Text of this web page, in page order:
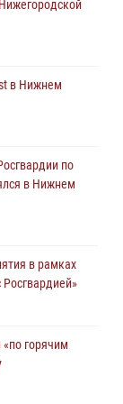
в Нижнем
выезжали
Новгороде
в Нижнем
по
в Нижнем
в рамках
горячим